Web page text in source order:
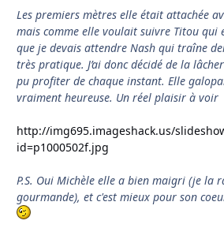
Les premiers mètres elle était attachée
mais comme elle voulait suivre Titou qui
que je devais attendre Nash qui traîne
très pratique. J’ai donc décidé de la
pu profiter de chaque instant. Elle
vraiment heureuse. Un réel plaisir à voir
http://img695.imageshack.us/
id=p1000502f.jpg
P.S. Oui Michèle elle a bien maigri (je la
gourmande), et c'est mieux pour son